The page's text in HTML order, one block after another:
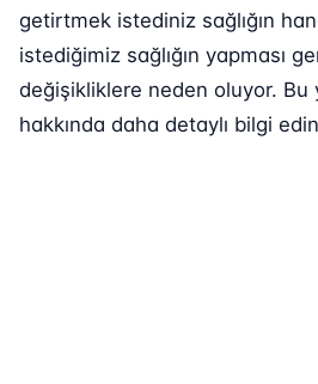
getirtmek istediniz sağlığın
istediğimiz sağlığın yapması
değişikliklere neden oluyor.
hakkında daha detaylı bilgi